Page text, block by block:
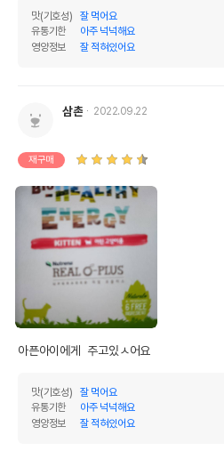
맛(기호성)
잘 먹어요
유통기한
아주 넉넉해요
영양정보
잘 적혀있어요
삼촌 2022.09.22
재구매
아픈아이에게  주고있ㅅ어요
맛(기호성)
잘 먹어요
유통기한
아주 넉넉해요
영양정보
잘 적혀있어요